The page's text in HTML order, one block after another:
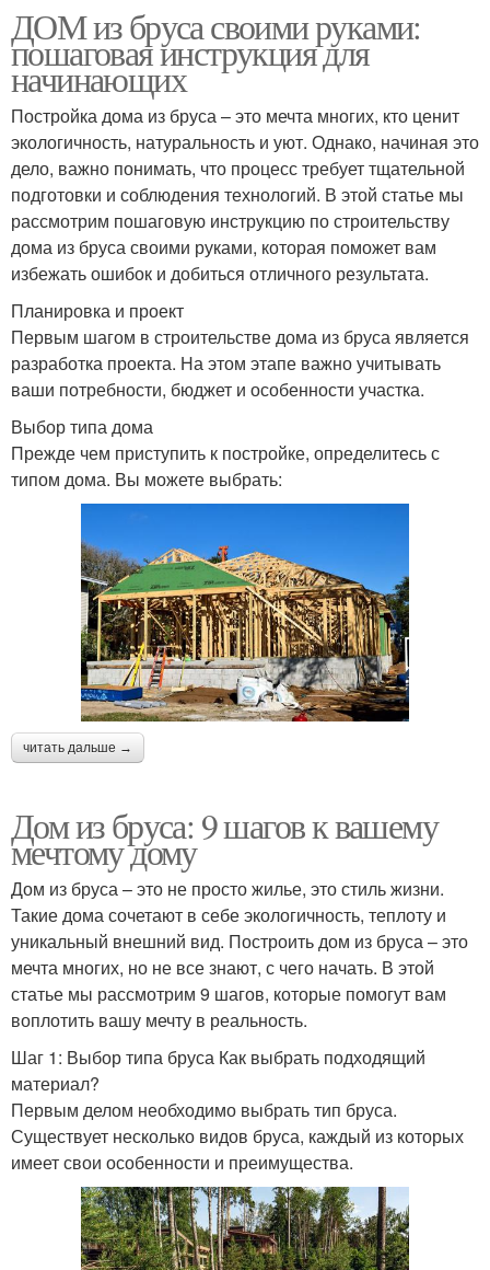
ДОМ из бруса своими руками:
пошаговая инструкция для
начинающих
Постройка дома из бруса – это мечта многих, кто ценит
экологичность, натуральность и уют. Однако, начиная это
дело, важно понимать, что процесс требует тщательной
подготовки и соблюдения технологий. В этой статье мы
рассмотрим пошаговую инструкцию по строительству
дома из бруса своими руками, которая поможет вам
избежать ошибок и добиться отличного результата.
Планировка и проект
Первым шагом в строительстве дома из бруса является
разработка проекта. На этом этапе важно учитывать
ваши потребности, бюджет и особенности участка.
Выбор типа дома
Прежде чем приступить к постройке, определитесь с
типом дома. Вы можете выбрать:
читать дальше →
Дом из бруса: 9 шагов к вашему
мечтому дому
Дом из бруса – это не просто жилье, это стиль жизни.
Такие дома сочетают в себе экологичность, теплоту и
уникальный внешний вид. Построить дом из бруса – это
мечта многих, но не все знают, с чего начать. В этой
статье мы рассмотрим 9 шагов, которые помогут вам
воплотить вашу мечту в реальность.
Шаг 1: Выбор типа бруса Как выбрать подходящий
материал?
Первым делом необходимо выбрать тип бруса.
Существует несколько видов бруса, каждый из которых
имеет свои особенности и преимущества.